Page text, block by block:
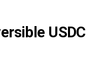
USDC